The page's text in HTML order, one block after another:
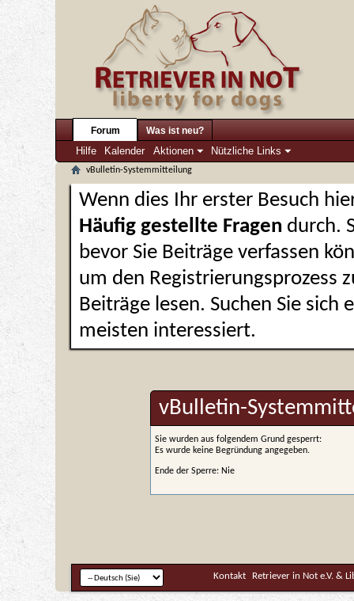
Forum
Hilfe Kalender Aktionen Nützliche Links
Was ist neu?
vBulletin-Systemmitteilung
Wenn dies Ihr erster Besuch
Häufig gestellte Fragen durch.
bevor Sie Beiträge verfassen
um den Registrierungsprozess
Beiträge lesen. Suchen Sie sich
meisten interessiert.
vBulletin-
Sie wurden aus folgendem Grund gesperrt:
Es wurde keine Begründung angegeben.
Ende der Sperre: Nie
Kontakt Retriever in Not e.V. &